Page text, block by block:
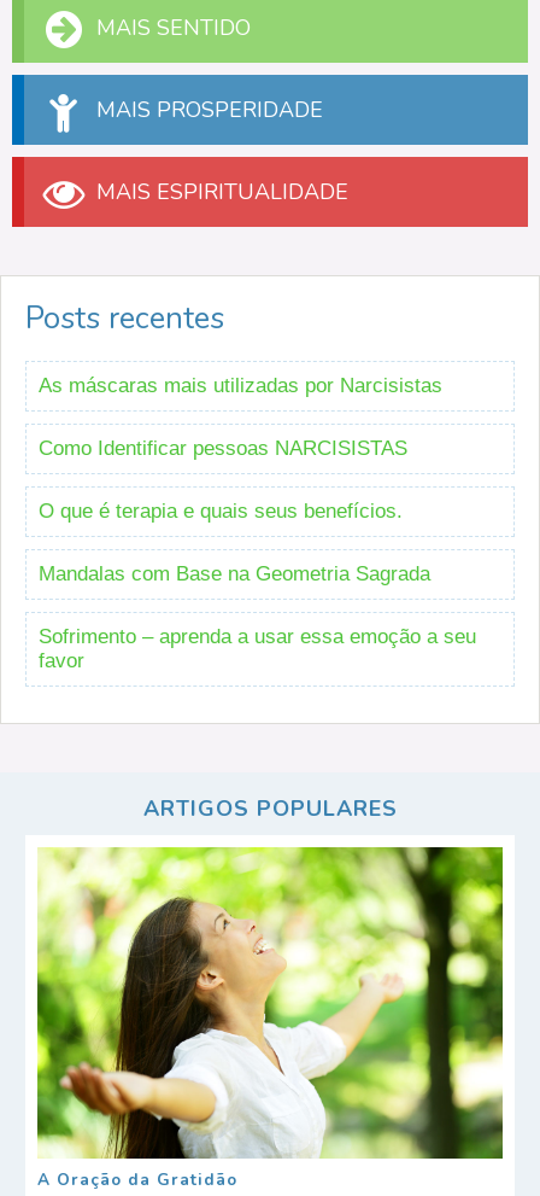
MAIS SENTIDO
MAIS PROSPERIDADE
MAIS ESPIRITUALIDADE
Posts recentes
As máscaras mais utilizadas por Narcisistas
Como Identificar pessoas NARCISISTAS
O que é terapia e quais seus benefícios.
Mandalas com Base na Geometria Sagrada
Sofrimento – aprenda a usar essa emoção a seu
favor
ARTIGOS POPULARES
A Oração da Gratidão